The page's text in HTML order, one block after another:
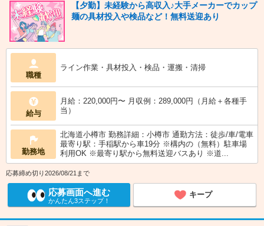
【夕勤】未経験から高収入♪大手メーカーでカップ
麺の具材投入や検品など！無料送迎あり
職種
ライン作業・具材投入・検品・運搬・清掃
給与
月給：220,000円〜 月収例：289,000円（月給＋各種手
当）
勤務地
北海道小樽市 勤務詳細：小樽市 通勤方法：徒歩/車/電車
最寄り駅：手稲駅から車19分 ※構内の（無料）駐車場
利用OK ※最寄り駅から無料送迎バスあり ※道...
応募締め切り2026/08/21まで
応募画面へ進む
かんたん3ステップ！
キープ